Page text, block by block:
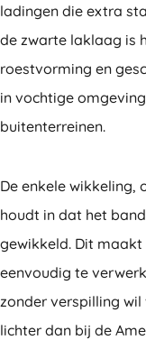
ladingen die extra
de zwarte laklaag is
roestvorming en
in vochtige
buitenterreinen.
De enkele wikkeling,
houdt in dat het
gewikkeld. Dit
eenvoudig te
zonder verspilling wil
lichter dan bij de